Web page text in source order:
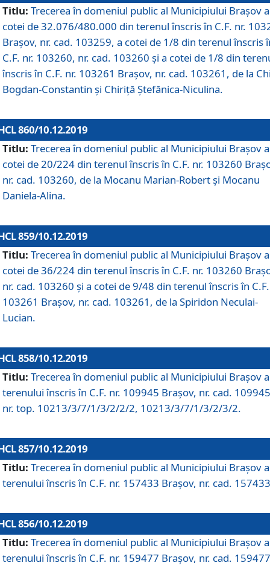
Titlu: Trecerea în domeniul public al Municipiului Braşov a
cotei de 32.076/480.000 din terenul înscris în C.F. nr.
Brașov, nr. cad. 103259, a cotei de 1/8 din terenul înscris
C.F. nr. 103260, nr. cad. 103260 și a cotei de 1/8 din
înscris în C.F. nr. 103261 Brașov, nr. cad. 103261, de la
Bogdan-Constantin și Chiriță Ștefănica-Niculina.
860/10.12.2019
Titlu: Trecerea în domeniul public al Municipiului Braşov a
cotei de 20/224 din terenul înscris în C.F. nr. 103260
nr. cad. 103260, de la Mocanu Marian-Robert și Mocanu
Daniela-Alina.
859/10.12.2019
Titlu: Trecerea în domeniul public al Municipiului Braşov a
cotei de 36/224 din terenul înscris în C.F. nr. 103260
nr. cad. 103260 și a cotei de 9/48 din terenul înscris în
103261 Brașov, nr. cad. 103261, de la Spiridon Neculai-
Lucian.
858/10.12.2019
Titlu: Trecerea în domeniul public al Municipiului Braşov a
terenului înscris în C.F. nr. 109945 Brașov, nr. cad.
nr. top. 10213/3/7/1/3/2/2/2, 10213/3/7/1/3/2/3/2.
857/10.12.2019
Titlu: Trecerea în domeniul public al Municipiului Braşov a
terenului înscris în C.F. nr. 157433 Brașov, nr. cad.
856/10.12.2019
Titlu: Trecerea în domeniul public al Municipiului Braşov a
terenului înscris în C.F. nr. 159477 Brașov, nr. cad.